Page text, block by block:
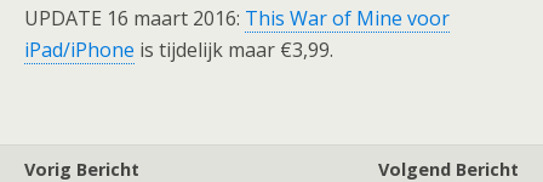
UPDATE 16 maart 2016: This War of Mine voor
iPad/iPhone is tijdelijk maar €3,99.
Vorig Bericht Volgend Bericht